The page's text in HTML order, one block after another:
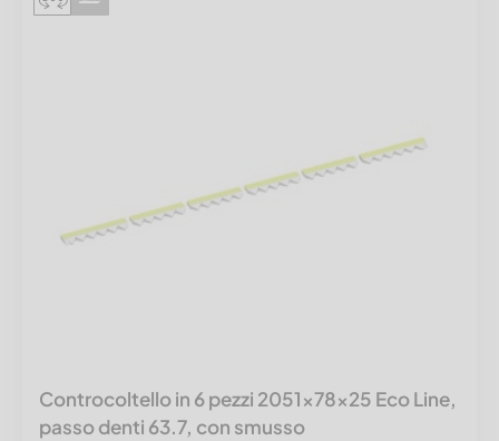
Controcoltello in 6 pezzi 2051x78x25 Eco Line,
passo denti 63.7, con smusso